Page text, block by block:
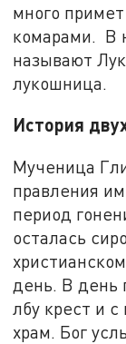
много
комарами. В
называют
лукошница.
История
Мученица
правления
период
осталась
день. В день
лбу крест и
храм. Бог